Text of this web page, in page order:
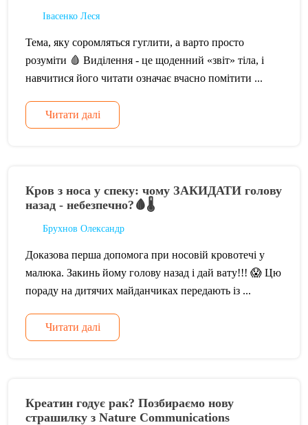
Івасенко Леся
Тема, яку соромляться гуглити, а варто просто
розуміти 🩸 Виділення - це щоденний «звіт» тіла, і
навчитися його читати означає вчасно помітити ...
Читати далі
Кров з носа у спеку: чому ЗАКИДАТИ голову
назад - небезпечно?🩸🌡️
Брухнов Олександр
Доказова перша допомога при носовій кровотечі у
малюка. Закинь йому голову назад і дай вату!!! 😱 Цю
пораду на дитячих майданчиках передають із ...
Читати далі
Креатин годує рак? Позбираємо нову
страшилку з Nature Communications